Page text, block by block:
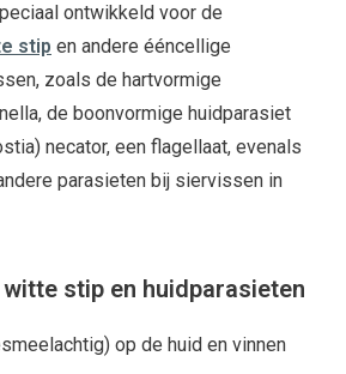
ontwikkeld voor de
stip en andere ééncellige
zoals de hartvormige
de boonvormige huidparasiet
necator, een flagellaat, evenals
parasieten bij siervissen in
stip en huidparasieten
op de huid en vinnen